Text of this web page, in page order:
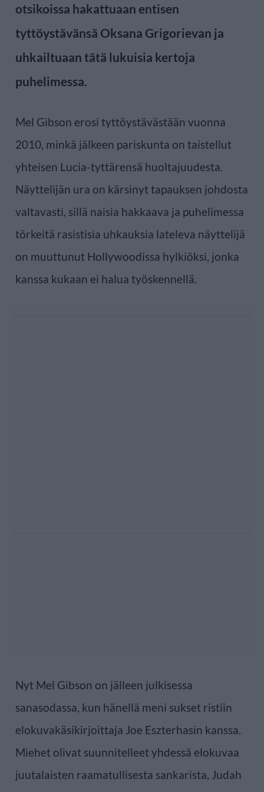
otsikoissa hakattuaan entisen
tyttöystävänsä Oksana Grigorievan ja
uhkailtuaan tätä lukuisia kertoja
puhelimessa.
Mel Gibson erosi tyttöystävästään vuonna
2010, minkä jälkeen pariskunta on taistellut
yhteisen Lucia-tyttärensä huoltajuudesta.
Näyttelijän ura on kärsinyt tapauksen johdosta
valtavasti, sillä naisia hakkaava ja puhelimessa
törkeitä rasistisia uhkauksia lateleva näyttelijä
on muuttunut Hollywoodissa hylkiöksi, jonka
kanssa kukaan ei halua työskennellä.
Nyt Mel Gibson on jälleen julkisessa
sanasodassa, kun hänellä meni sukset ristiin
elokuvakäsikirjoittaja Joe Eszterhasin kanssa.
Miehet olivat suunnitelleet yhdessä elokuvaa
juutalaisten raamatullisesta sankarista, Judah